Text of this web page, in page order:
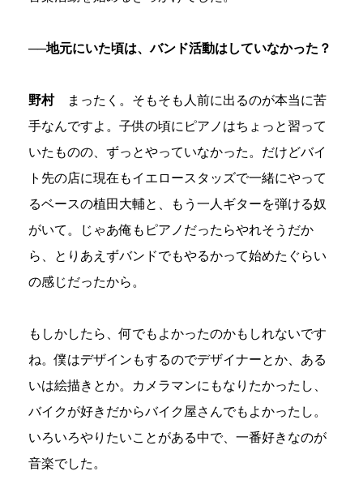
──地元にいた頃は、バンド活動はしていなかった？
野村まったく。そもそも人前に出るのが本当に苦
手なんですよ。子供の頃にピアノはちょっと習って
いたものの、ずっとやっていなかった。だけどバイ
ト先の店に現在もイエロースタッズで一緒にやって
るベースの植田大輔と、もう一人ギターを弾ける奴
がいて。じゃあ俺もピアノだったらやれそうだか
ら、とりあえずバンドでもやるかって始めたぐらい
の感じだったから。
もしかしたら、何でもよかったのかもしれないです
ね。僕はデザインもするのでデザイナーとか、ある
いは絵描きとか。カメラマンにもなりたかったし、
バイクが好きだからバイク屋さんでもよかったし。
いろいろやりたいことがある中で、一番好きなのが
音楽でした。